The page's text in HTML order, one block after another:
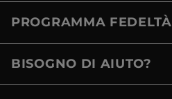
PROGRAMMA FEDELTÀ
BISOGNO DI AIUTO?